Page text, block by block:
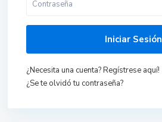
Iniciar Sesión
¿Necesita una cuenta? Regístrese aquí!
¿Se te olvidó tu contraseña?